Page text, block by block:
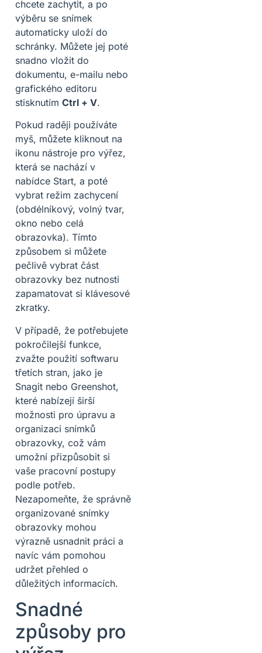
chcete zachytit, a po
výběru se snímek
automaticky uloží do
schránky. Můžete jej poté
snadno vložit do
dokumentu, e-mailu nebo
grafického editoru
stisknutím Ctrl + V.
Pokud raději používáte
myš, můžete kliknout na
ikonu nástroje pro výřez,
která se nachází v
nabídce Start, a poté
vybrat režim zachycení
(obdélníkový, volný tvar,
okno nebo celá
obrazovka). Tímto
způsobem si můžete
pečlivě vybrat část
obrazovky bez nutnosti
zapamatovat si klávesové
zkratky.
V případě, že potřebujete
pokročilejší funkce,
zvažte použití softwaru
třetích stran, jako je
Snagit nebo Greenshot,
které nabízejí širší
možnosti pro úpravu a
organizaci snímků
obrazovky, což vám
umožní přizpůsobit si
vaše pracovní postupy
podle potřeb.
Nezapomeňte, že správně
organizované snímky
obrazovky mohou
výrazně usnadnit práci a
navíc vám pomohou
udržet přehled o
důležitých informacích.
Snadné
způsoby pro